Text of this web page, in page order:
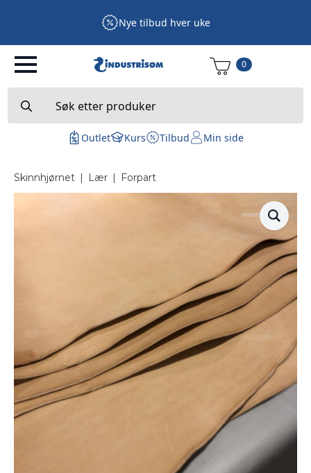
Nye tilbud hver uke
0
for:
Outlet Kurs Tilbud Min side
Skinnhjørnet | Lær | Forpart